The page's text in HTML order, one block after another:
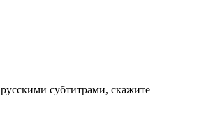
субтитрами, скажите